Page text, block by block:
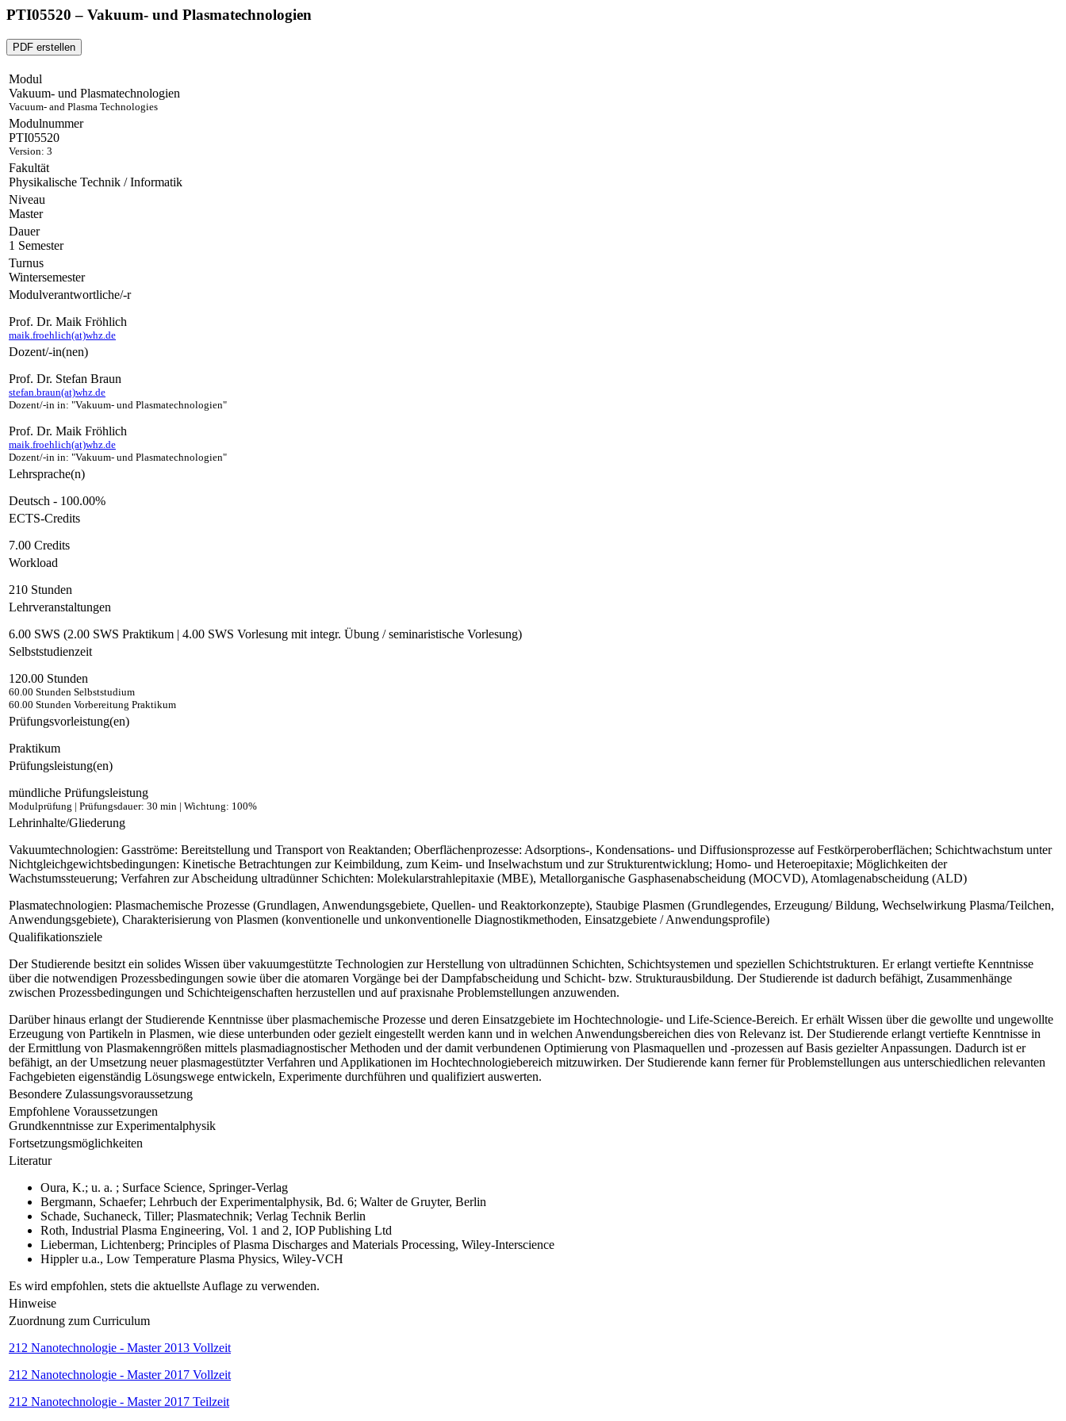
PTI05520 – Vakuum- und Plasmatechnologien
PDF erstellen
Modul
Vakuum- und Plasmatechnologien
Vacuum- and Plasma Technologies
Modulnummer
PTI05520
Version: 3
Fakultät
Physikalische Technik / Informatik
Niveau
Master
Dauer
1 Semester
Turnus
Wintersemester
Modulverantwortliche/-r
Prof. Dr. Maik Fröhlich
maik.froehlich(at)whz.de
Dozent/-in(nen)
Prof. Dr. Stefan Braun
stefan.braun(at)whz.de
Dozent/-in in: "Vakuum- und Plasmatechnologien"
Prof. Dr. Maik Fröhlich
maik.froehlich(at)whz.de
Dozent/-in in: "Vakuum- und Plasmatechnologien"
Lehrsprache(n)
Deutsch - 100.00%
ECTS-Credits
7.00 Credits
Workload
210 Stunden
Lehrveranstaltungen
6.00 SWS (2.00 SWS Praktikum | 4.00 SWS Vorlesung mit integr. Übung / seminaristische Vorlesung)
Selbststudienzeit
120.00 Stunden
60.00 Stunden Selbststudium
60.00 Stunden Vorbereitung Praktikum
Prüfungsvorleistung(en)
Praktikum
Prüfungsleistung(en)
mündliche Prüfungsleistung
Modulprüfung | Prüfungsdauer: 30 min | Wichtung: 100%
Lehrinhalte/Gliederung
Vakuumtechnologien: Gasströme: Bereitstellung und Transport von Reaktanden; Oberflächenprozesse: Adsorptions-, Kondensations- und Diffusionsprozesse auf Festkörperoberflächen; Schichtwachstum unter
Nichtgleichgewichtsbedingungen: Kinetische Betrachtungen zur Keimbildung, zum Keim- und Inselwachstum und zur Strukturentwicklung; Homo- und Heteroepitaxie; Möglichkeiten der
Wachstumssteuerung; Verfahren zur Abscheidung ultradünner Schichten: Molekularstrahlepitaxie (MBE), Metallorganische Gasphasenabscheidung (MOCVD), Atomlagenabscheidung (ALD)
Plasmatechnologien: Plasmachemische Prozesse (Grundlagen, Anwendungsgebiete, Quellen- und Reaktorkonzepte), Staubige Plasmen (Grundlegendes, Erzeugung/ Bildung, Wechselwirkung Plasma/Teilchen,
Anwendungsgebiete), Charakterisierung von Plasmen (konventionelle und unkonventionelle Diagnostikmethoden, Einsatzgebiete / Anwendungsprofile)
Qualifikationsziele
Der Studierende besitzt ein solides Wissen über vakuumgestützte Technologien zur Herstellung von ultradünnen Schichten, Schichtsystemen und speziellen Schichtstrukturen. Er erlangt vertiefte Kenntnisse
über die notwendigen Prozessbedingungen sowie über die atomaren Vorgänge bei der Dampfabscheidung und Schicht- bzw. Strukturausbildung. Der Studierende ist dadurch befähigt, Zusammenhänge
zwischen Prozessbedingungen und Schichteigenschaften herzustellen und auf praxisnahe Problemstellungen anzuwenden.
Darüber hinaus erlangt der Studierende Kenntnisse über plasmachemische Prozesse und deren Einsatzgebiete im Hochtechnologie- und Life-Science-Bereich. Er erhält Wissen über die gewollte und ungewollte
Erzeugung von Partikeln in Plasmen, wie diese unterbunden oder gezielt eingestellt werden kann und in welchen Anwendungsbereichen dies von Relevanz ist. Der Studierende erlangt vertiefte Kenntnisse in
der Ermittlung von Plasmakenngrößen mittels plasmadiagnostischer Methoden und der damit verbundenen Optimierung von Plasmaquellen und -prozessen auf Basis gezielter Anpassungen. Dadurch ist er
befähigt, an der Umsetzung neuer plasmagestützter Verfahren und Applikationen im Hochtechnologiebereich mitzuwirken. Der Studierende kann ferner für Problemstellungen aus unterschiedlichen relevanten
Fachgebieten eigenständig Lösungswege entwickeln, Experimente durchführen und qualifiziert auswerten.
Besondere Zulassungsvoraussetzung
Empfohlene Voraussetzungen
Grundkenntnisse zur Experimentalphysik
Fortsetzungsmöglichkeiten
Literatur
Oura, K.; u. a. ; Surface Science, Springer-Verlag
Bergmann, Schaefer; Lehrbuch der Experimentalphysik, Bd. 6; Walter de Gruyter, Berlin
Schade, Suchaneck, Tiller; Plasmatechnik; Verlag Technik Berlin
Roth, Industrial Plasma Engineering, Vol. 1 and 2, IOP Publishing Ltd
Lieberman, Lichtenberg; Principles of Plasma Discharges and Materials Processing, Wiley-Interscience
Hippler u.a., Low Temperature Plasma Physics, Wiley-VCH
Es wird empfohlen, stets die aktuellste Auflage zu verwenden.
Hinweise
Zuordnung zum Curriculum
212 Nanotechnologie - Master 2013 Vollzeit
212 Nanotechnologie - Master 2017 Vollzeit
212 Nanotechnologie - Master 2017 Teilzeit